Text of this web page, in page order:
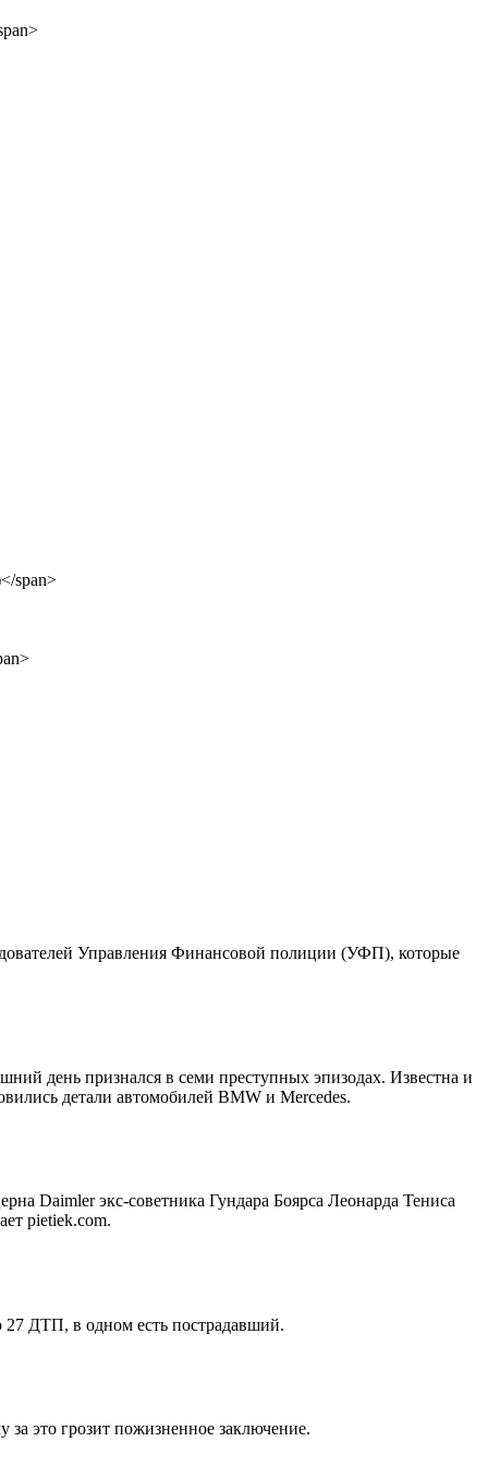
Управления Финансовой полиции (УФП), которые
день признался в семи преступных эпизодах. Известна и
детали автомобилей BMW и Mercedes.
Daimler экс-советника Гундара Боярса Леонарда Тениса
pietiek.com.
27 ДТП, в одном есть пострадавший.
это грозит пожизненное заключение.